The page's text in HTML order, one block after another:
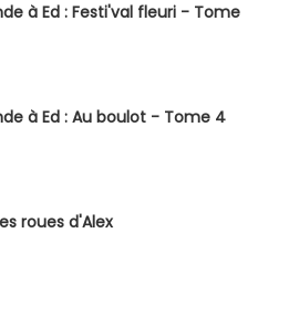
à Ed : Festi'val fleuri - Tome
à Ed : Au boulot - Tome 4
roues d'Alex